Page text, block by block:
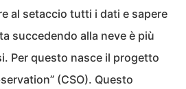
al setaccio tutti i dati e sapere
succedendo alla neve è più
Per questo nasce il progetto
(CSO). Questo